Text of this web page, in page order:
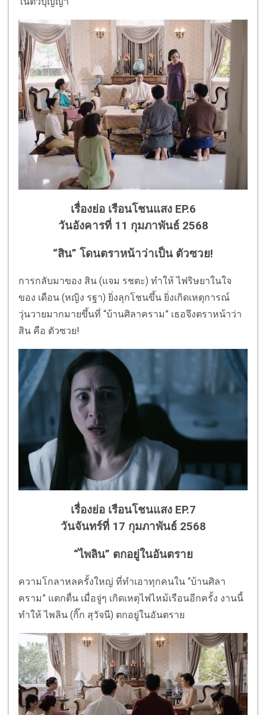
เรื่องย่อ เรือนโชนแสง EP.6
วันอังคารที่ 11 กุมภาพันธ์ 2568
“สิน” โดนตราหน้าว่าเป็น ตัวซวย!
การกลับมาของ สิน (แจม รชตะ) ทำให้ ไฟริษยาในใจ
ของ เดือน (หญิง รฐา) ยิ่งลุกโชนขึ้น ยิ่งเกิดเหตุการณ์
วุ่นวายมากมายขึ้นที่ “บ้านศิลาคราม” เธอจึงตราหน้าว่า
สิน คือ ตัวซวย!
เรื่องย่อ เรือนโชนแสง EP.7
วันจันทร์ที่ 17 กุมภาพันธ์ 2568
“ไพลิน” ตกอยู่ในอันตราย
ความโกลาหลครั้งใหญ่ ที่ทำเอาทุกคนใน “บ้านศิลา
คราม” แตกตื่น เมื่อจู่ๆ เกิดเหตุไฟไหม้เรือนอีกครั้ง งานนี้
ทำให้ ไพลิน (กิ๊ก สุวัจนี) ตกอยู่ในอันตราย